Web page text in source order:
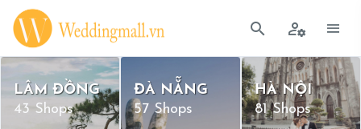
LÂM ĐỒNG
43 Shops
ĐÀ NẴNG
57 Shops
HÀ NỘI
81 Shops